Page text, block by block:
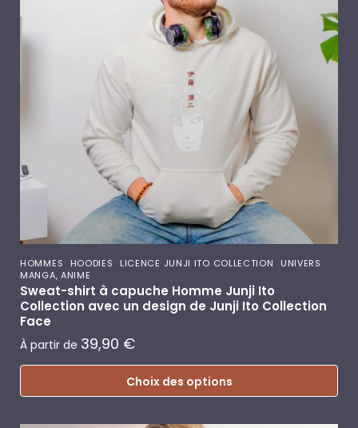
HOMMES, HOODIES, LICENCE JUNJI ITO COLLECTION, UNIVERS
MANGA, ANIME
Sweat-shirt à capuche Homme Junji Ito
Collection avec un design de Junji Ito Collection
Face
À partir de 39,90 €
Choix des options